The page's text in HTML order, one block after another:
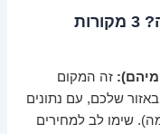
איפה מוצאים את הנתונים האלה? 3 מקורות
זה המקום
שלכם, עם נתונים
שימו לב למחירים